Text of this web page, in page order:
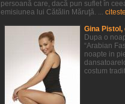
persoană care, dacă pun suflet în
emisiunea lui Cătălin Măruţă. ...
Gina Pistol,
Dupa o
“Arabian
noapte in
costum